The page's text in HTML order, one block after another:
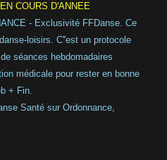
COURS D'ANNEE
- Exclusivité FFDanse. Ce
loisirs. C''est un protocole
séances hebdomadaires
médicale pour rester en bonne
+ Fin.
Santé sur Ordonnance,